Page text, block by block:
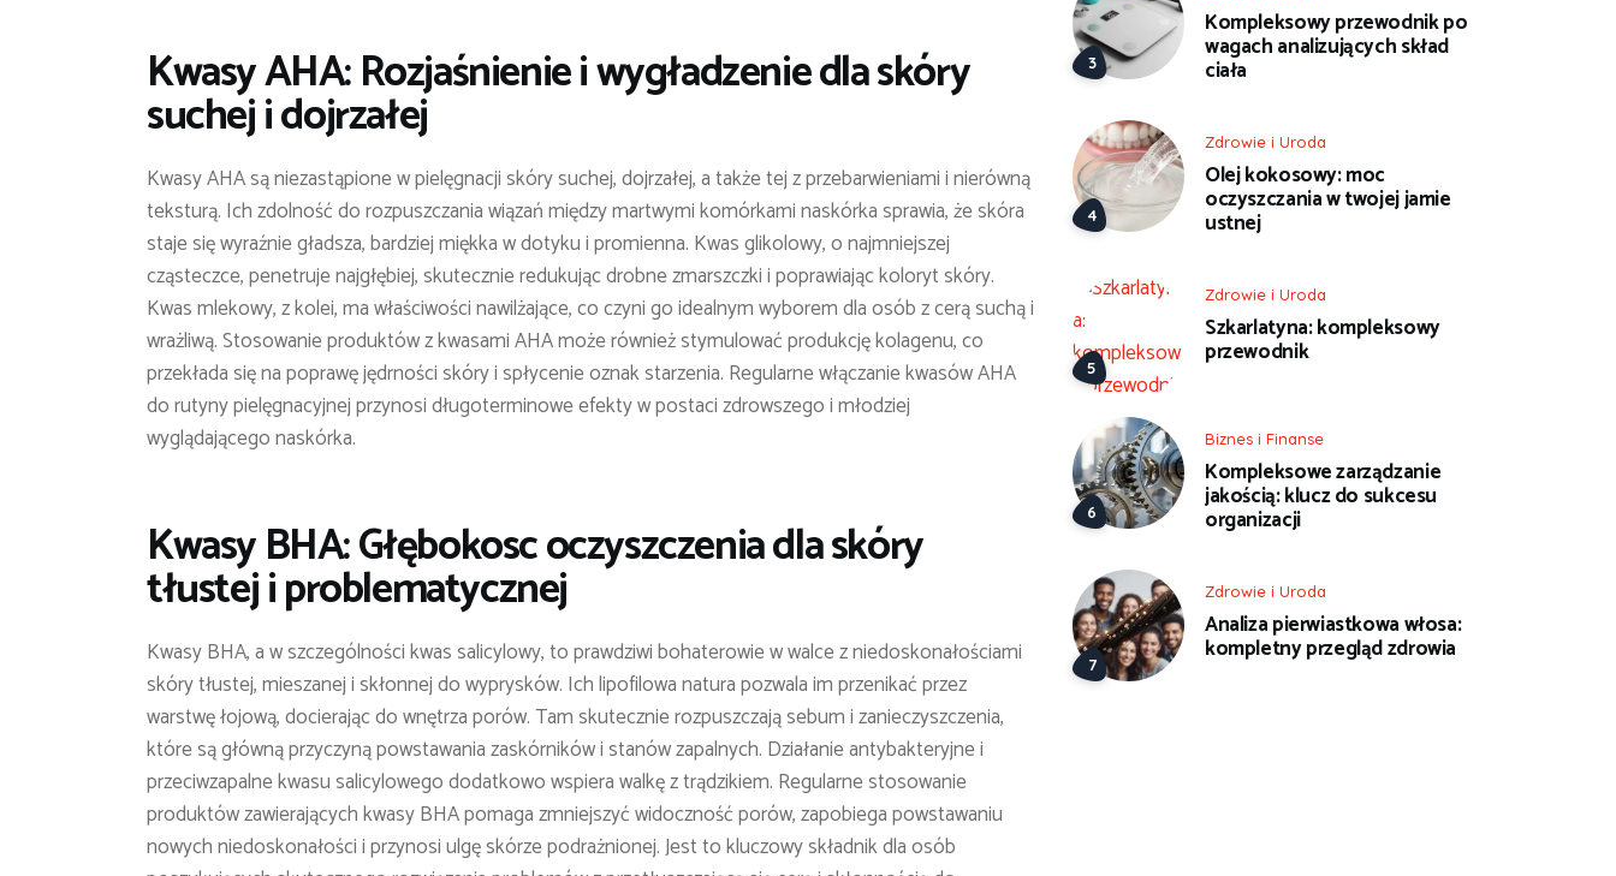
Kwasy AHA: Rozjaśnienie i wygładzenie dla skóry
suchej i dojrzałej
Kwasy AHA są niezastąpione w pielęgnacji skóry suchej, dojrzałej, a także tej z przebarwieniami i nierówną
teksturą. Ich zdolność do rozpuszczania wiązań między martwymi komórkami naskórka sprawia, że skóra
staje się wyraźnie gładsza, bardziej miękka w dotyku i promienna. Kwas glikolowy, o najmniejszej
cząsteczce, penetruje najgłębiej, skutecznie redukując drobne zmarszczki i poprawiając koloryt skóry.
Kwas mlekowy, z kolei, ma właściwości nawilżające, co czyni go idealnym wyborem dla osób z cerą suchą i
wrażliwą. Stosowanie produktów z kwasami AHA może również stymulować produkcję kolagenu, co
przekłada się na poprawę jędrności skóry i spłycenie oznak starzenia. Regularne włączanie kwasów AHA
do rutyny pielęgnacyjnej przynosi długoterminowe efekty w postaci zdrowszego i młodziej
wyglądającego naskórka.
Kwasy BHA: Głębokosc oczyszczenia dla skóry
tłustej i problematycznej
Kwasy BHA, a w szczególności kwas salicylowy, to prawdziwi bohaterowie w walce z niedoskonałościami
skóry tłustej, mieszanej i skłonnej do wyprysków. Ich lipofilowa natura pozwala im przenikać przez
warstwę łojową, docierając do wnętrza porów. Tam skutecznie rozpuszczają sebum i zanieczyszczenia,
które są główną przyczyną powstawania zaskórników i stanów zapalnych. Działanie antybakteryjne i
przeciwzapalne kwasu salicylowego dodatkowo wspiera walkę z trądzikiem. Regularne stosowanie
produktów zawierających kwasy BHA pomaga zmniejszyć widoczność porów, zapobiega powstawaniu
nowych niedoskonałości i przynosi ulgę skórze podrażnionej. Jest to kluczowy składnik dla osób
Kompleksowy przewodnik po
wagach analizujących skład
ciała
Zdrowie i Uroda
Olej kokosowy: moc
oczyszczania w twojej jamie
ustnej
Zdrowie i Uroda
Szkarlatyna: kompleksowy
przewodnik
Biznes i Finanse
Kompleksowe zarządzanie
jakością: klucz do sukcesu
organizacji
Zdrowie i Uroda
Analiza pierwiastkowa włosa:
kompletny przegląd zdrowia